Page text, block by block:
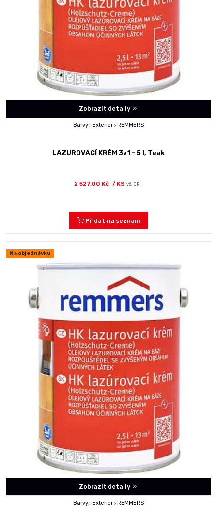
Zobrazit detaily
Barvy>Exteriér>REMMERS
LAZUROVACÍ KRÉM 3v1 - 5 l, Teak
2 527,00 Kč / KS vč. DPH
Přidat na seznam
Na objednávku
Zobrazit detaily
Barvy> Exteriér> REMMERS